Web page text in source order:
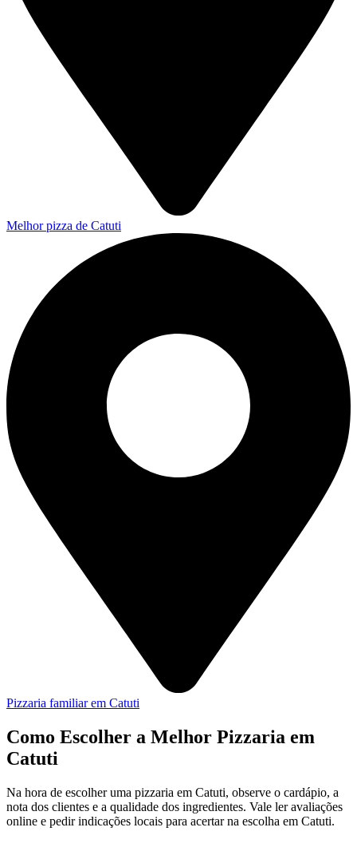
Melhor pizza de Catuti
Pizzaria familiar em Catuti
Como Escolher a Melhor Pizzaria em
Catuti
Na hora de escolher uma pizzaria em Catuti, observe o cardápio, a
nota dos clientes e a qualidade dos ingredientes. Vale ler avaliações
online e pedir indicações locais para acertar na escolha em Catuti.